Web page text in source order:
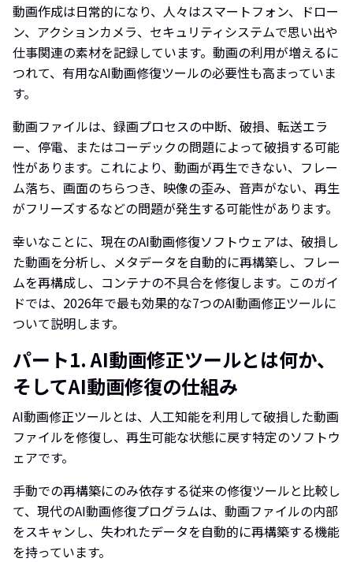
動画作成は日常的になり、人々はスマートフォン、ドロー
ン、アクションカメラ、セキュリティシステムで思い出や
仕事関連の素材を記録しています。動画の利用が増えるに
つれて、有用なAI動画修復ツールの必要性も高まっていま
す。
動画ファイルは、録画プロセスの中断、破損、転送エラ
ー、停電、またはコーデックの問題によって破損する可能
性があります。これにより、動画が再生できない、フレー
ム落ち、画面のちらつき、映像の歪み、音声がない、再生
がフリーズするなどの問題が発生する可能性があります。
幸いなことに、現在のAI動画修復ソフトウェアは、破損し
た動画を分析し、メタデータを自動的に再構築し、フレー
ムを再構成し、コンテナの不具合を修復します。このガイ
ドでは、2026年で最も効果的な7つのAI動画修正ツールに
ついて説明します。
パート1. AI動画修正ツールとは何か、
そしてAI動画修復の仕組み
AI動画修正ツールとは、人工知能を利用して破損した動画
ファイルを修復し、再生可能な状態に戻す特定のソフトウ
ェアです。
手動での再構築にのみ依存する従来の修復ツールと比較し
て、現代のAI動画修復プログラムは、動画ファイルの内部
をスキャンし、失われたデータを自動的に再構築する機能
を持っています。